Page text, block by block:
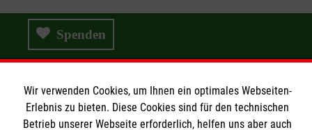
Spenden
Wir Malteser
Wir verwenden Cookies, um Ihnen ein optimales Webseiten-
Erlebnis zu bieten. Diese Cookies sind für den technischen
Betrieb unserer Webseite erforderlich, helfen uns aber auch